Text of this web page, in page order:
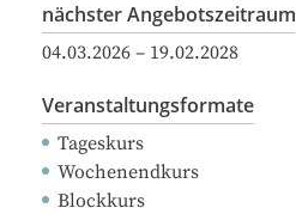
nächster Angebotszeitraum
04.03.2026 – 19.02.2028
Veranstaltungsformate
Tageskurs
Wochenendkurs
Blockkurs